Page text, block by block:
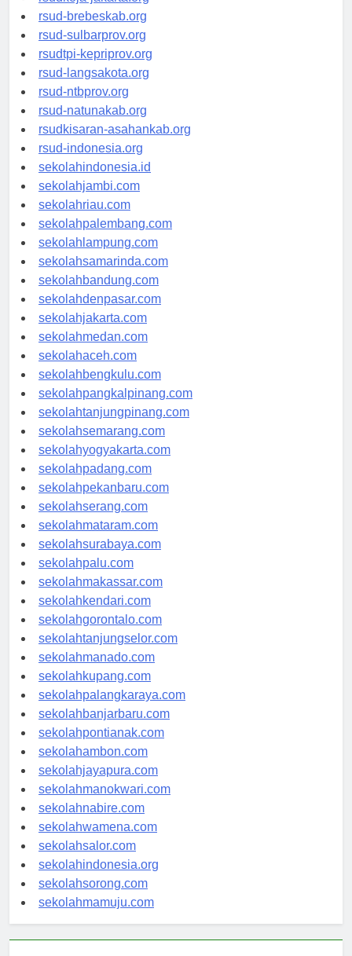
rsudkoja-jakarta.org
rsud-brebeskab.org
rsud-sulbarprov.org
rsudtpi-kepriprov.org
rsud-langsakota.org
rsud-ntbprov.org
rsud-natunakab.org
rsudkisaran-asahankab.org
rsud-indonesia.org
sekolahindonesia.id
sekolahjambi.com
sekolahriau.com
sekolahpalembang.com
sekolahlampung.com
sekolahsamarinda.com
sekolahbandung.com
sekolahdenpasar.com
sekolahjakarta.com
sekolahmedan.com
sekolahaceh.com
sekolahbengkulu.com
sekolahpangkalpinang.com
sekolahtanjungpinang.com
sekolahsemarang.com
sekolahyogyakarta.com
sekolahpadang.com
sekolahpekanbaru.com
sekolahserang.com
sekolahmataram.com
sekolahsurabaya.com
sekolahpalu.com
sekolahmakassar.com
sekolahkendari.com
sekolahgorontalo.com
sekolahtanjungselor.com
sekolahmanado.com
sekolahkupang.com
sekolahpalangkaraya.com
sekolahbanjarbaru.com
sekolahpontianak.com
sekolahambon.com
sekolahjayapura.com
sekolahmanokwari.com
sekolahnabire.com
sekolahwamena.com
sekolahsalor.com
sekolahindonesia.org
sekolahsorong.com